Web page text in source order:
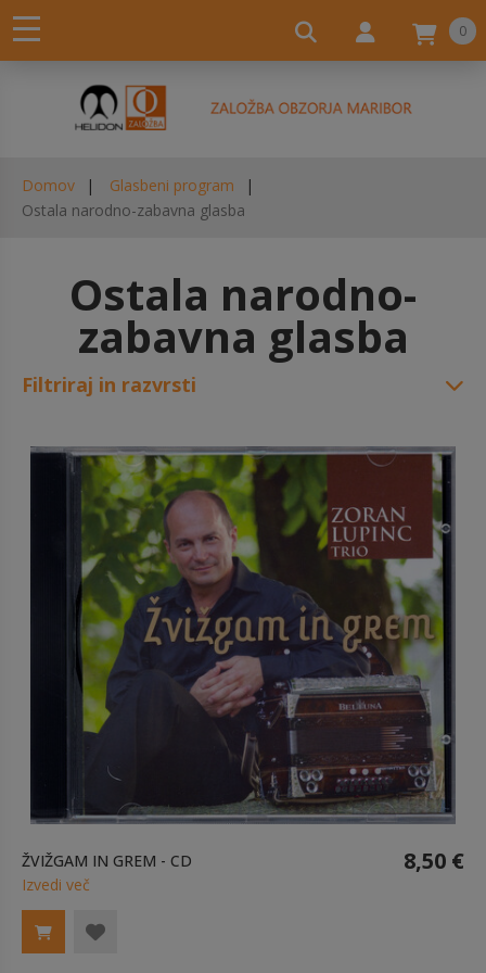
0
Domov
Glasbeni program
Ostala narodno-zabavna glasba
Ostala narodno-
zabavna glasba
ŽVIŽGAM IN GREM - CD 8,50 €
Izvedi več
Filtriraj in razvrsti